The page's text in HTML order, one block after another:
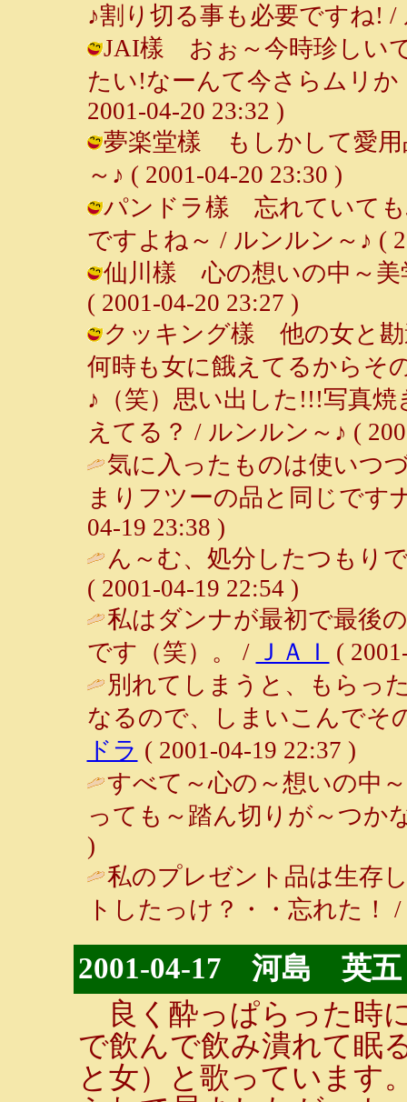
♪割り切る事も必要ですね! /
JAI樣 おぉ～今時珍しい
たい!なーんて今さらムリ
2001-04-20 23:32 )
夢楽堂樣 もしかして愛用
～♪ ( 2001-04-20 23:30 )
パンドラ樣 忘れていて
ですよね～ / ルンルン～♪ (
仙川樣 心の想いの中～美
( 2001-04-20 23:27 )
クッキング樣 他の女と
何時も女に餓えてるからそ
♪（笑）思い出した!!!写真
えてる？ / ルンルン～♪ (
気に入ったものは使いつ
まりフツーの品と同じです
04-19 23:38 )
ん～む、処分したつもり
( 2001-04-19 22:54 )
私はダンナが最初で最後
です（笑）。 / ＪＡＩ
(
別れてしまうと、もらっ
なるので、しまいこんでそ
ドラ ( 2001-04-19 22:37 )
すべて～心の～想いの中
っても～踏ん切りが～つか
)
私のプレゼント品は生存
トしたっけ？・・忘れた！
2001-04-17 河島 英五
良く酔っぱらった時
で飲んで飲み潰れて眠
と女）と歌っています